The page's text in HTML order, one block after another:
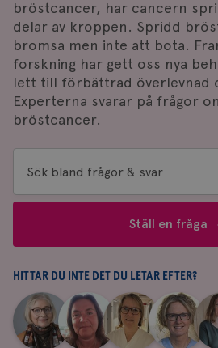
bröstcancer, har cancern
delar av kroppen. Spridd
bromsa men inte att bota.
forskning har gett oss nya
lett till förbättrad överlevnad
Experterna svarar på frågor
bröstcancer.
Sök
bland
&
svar
Ställ en fråga
HITTAR DU INTE DET DU LETAR EFTER?
Aina
Johnsson
|
Anne
Andersson
Fredrika
Killander
|
Jeanette
Bäcklund
|